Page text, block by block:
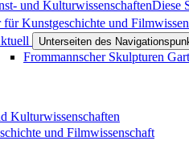
und KulturwissenschaftenDiese
für Kunstgeschichte und
Unterseiten des
Frommannscher Skulpturen
Kulturwissenschaften
und Filmwissenschaft